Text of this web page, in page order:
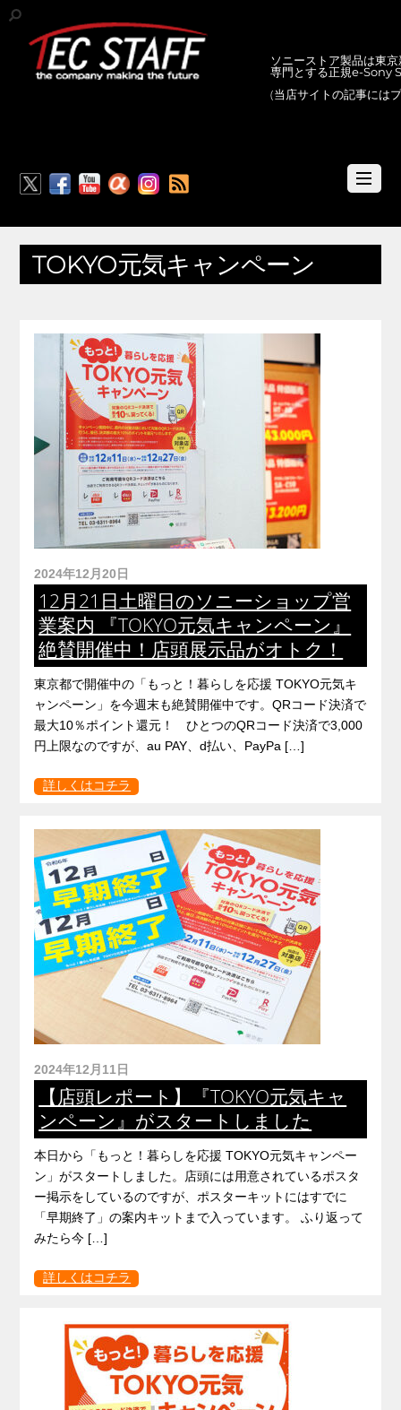
ソニーストア製品は東
専門とする正規e-Sony
(当店サイトの記事には
TOKYO元気キャンペーン
2024年12月20日
12月21日土曜日のソニーショップ営
業案内 『TOKYO元気キャンペーン』
絶賛開催中！店頭展示品がオトク！
東京都で開催中の「もっと！暮らしを応援 TOKYO元気キ
ャンペーン」を今週末も絶賛開催中です。QRコード決済で
最大10％ポイント還元！ ひとつのQRコード決済で3,000
円上限なのですが、au PAY、d払い、PayPa […]
詳しくはコチラ
2024年12月11日
【店頭レポート】『TOKYO元気キャ
ンペーン』がスタートしました
本日から「もっと！暮らしを応援 TOKYO元気キャンペー
ン」がスタートしました。店頭には用意されているポスタ
ー掲示をしているのですが、ポスターキットにはすでに
「早期終了」の案内キットまで入っています。 ふり返って
みたら今 […]
詳しくはコチラ